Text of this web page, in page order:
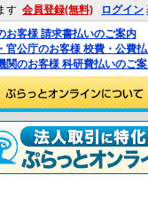
す 会員登録(無料) ログイン
お客様 請求書払いのご案内
官公庁のお客様 校費・公費
関のお客様 科研費払いのご